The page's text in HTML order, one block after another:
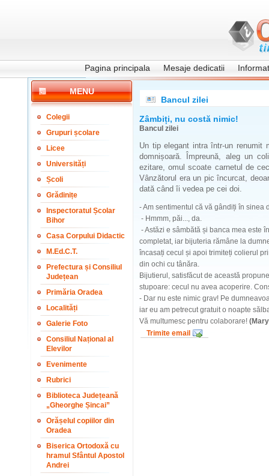
Pagina principala Mesaje dedicatii
MENU
Colegii
Grupuri școlare
Licee
Universități
Școli
Grădinițe
Inspectoratul Școlar
Bihor
Casa Corpului Didactic
M.Ed.C.T.
Prefectura și Consiliul
Județean
Primăria Oradea
Localități
Galerie Foto
Consiliul Național al
Elevilor
Evenimente
Rubrici
Biblioteca Județeană
„Gheorghe Șincai”
Orășelul copiilor din
Oradea
Biserica Ortodoxă cu
hramul Sfântul Apostol
Andrei
Bancul zilei
Zâmbiți, nu costă nimic!
Bancul zilei
Un tip elegant intra într-un renumit
domnișoară. Împreună, aleg un
ezitare, omul scoate carnetul de
Vânzătorul era un pic încurcat,
dată când îi vedea pe cei doi.
- Am sentimentul că vă gândiți în sinea
- Hmmm, păi..., da.
- Astăzi e sâmbătă și banca mea este
completat, iar bijuteria rămâne la
încasați cecul și apoi trimiteți colierul
din ochi cu tânăra.
Bijutierul, satisfăcut de această
stupoare: cecul nu avea acoperire.
- Dar nu este nimic grav! Pe
iar eu am petrecut gratuit o noapte
Vă multumesc pentru colaborare!
Trimite email